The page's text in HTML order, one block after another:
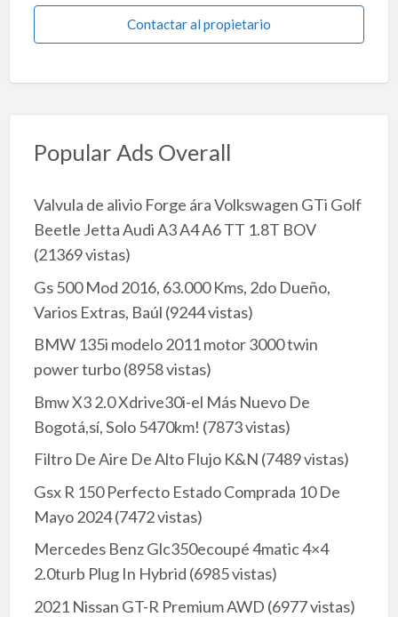
Contactar al propietario
Popular Ads Overall
Valvula de alivio Forge ára Volkswagen GTi Golf
Beetle Jetta Audi A3 A4 A6 TT 1.8T BOV
(21369 vistas)
Gs 500 Mod 2016, 63.000 Kms, 2do Dueño,
Varios Extras, Baúl (9244 vistas)
BMW 135i modelo 2011 motor 3000 twin
power turbo(8958 vistas)
Bmw X3 2.0 Xdrive30i-el Más Nuevo De
Bogotá,sí, Solo 5470km! (7873 vistas)
Filtro De Aire De Alto Flujo K&N (7489 vistas)
Gsx R 150 Perfecto Estado Comprada 10 De
Mayo 2024(7472 vistas)
Mercedes Benz Glc350ecoupé 4matic 4×4
2.0turb Plug In Hybrid (6985 vistas)
2021 Nissan GT-R Premium AWD (6977 vistas)